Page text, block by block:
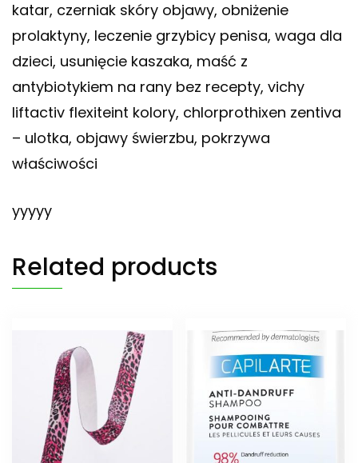
katar, czerniak skóry objawy, obniżenie
prolaktyny, leczenie grzybicy penisa, waga dla
dzieci, usunięcie kaszaka, maść z
antybiotykiem na rany bez recepty, vichy
liftactiv flexiteint kolory, chlorprothixen zentiva
– ulotka, objawy świerzbu, pokrzywa
właściwości
yyyyy
Related products